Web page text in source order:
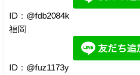
ID：@fdb2084k
福岡
ID：@fuz1173y